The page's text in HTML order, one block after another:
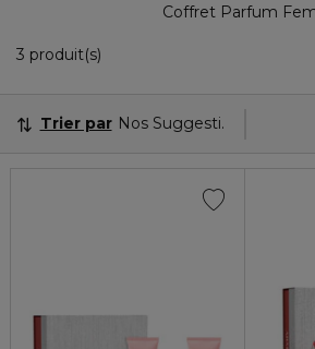
Coffret Parfum
3 produit(s)
Trier par Nos Suggestions